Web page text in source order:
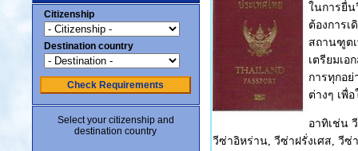
Citizenship
Destination country
Check Requirements
Select your citizenship and
destination country
ในการยื่
ต้องการเ
สถานฑูต
เตรียมเ
การทุกอ
ต่างๆ เพื่
อาทิเช่น
วีซ่าอิหร่าน, วีซ่าฝรั่งเศส, วีซ่